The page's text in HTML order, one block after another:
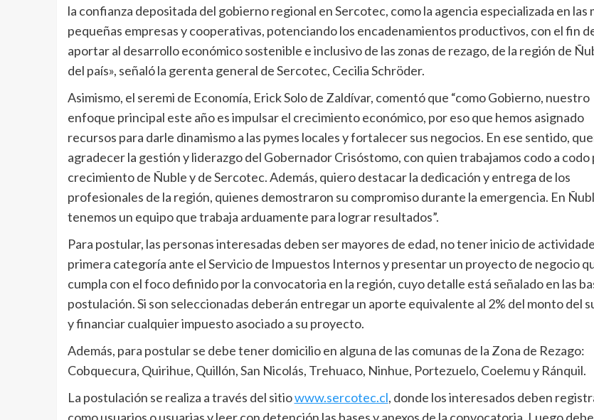
la confianza depositada del gobierno regional en Sercotec, como la agencia especializada en las
pequeñas empresas y cooperativas, potenciando los encadenamientos productivos, con el fin
aportar al desarrollo económico sostenible e inclusivo de las zonas de rezago, de la región de
del país», señaló la gerenta general de Sercotec, Cecilia Schröder.
Asimismo, el seremi de Economía, Erick Solo de Zaldívar, comentó que “como Gobierno, nuestro
enfoque principal este año es impulsar el crecimiento económico, por eso que hemos asignado
recursos para darle dinamismo a las pymes locales y fortalecer sus negocios. En ese sentido,
agradecer la gestión y liderazgo del Gobernador Crisóstomo, con quien trabajamos codo a codo
crecimiento de Ñuble y de Sercotec. Además, quiero destacar la dedicación y entrega de los
profesionales de la región, quienes demostraron su compromiso durante la emergencia. En
tenemos un equipo que trabaja arduamente para lograr resultados”.
Para postular, las personas interesadas deben ser mayores de edad, no tener inicio de
primera categoría ante el Servicio de Impuestos Internos y presentar un proyecto de negocio
cumpla con el foco definido por la convocatoria en la región, cuyo detalle está señalado en las
postulación. Si son seleccionadas deberán entregar un aporte equivalente al 2% del monto del
y financiar cualquier impuesto asociado a su proyecto.
Además, para postular se debe tener domicilio en alguna de las comunas de la Zona de Rezago:
Cobquecura, Quirihue, Quillón, San Nicolás, Trehuaco, Ninhue, Portezuelo, Coelemu y Ránquil.
La postulación se realiza a través del sitiowww.sercotec.cl, donde los interesados deben